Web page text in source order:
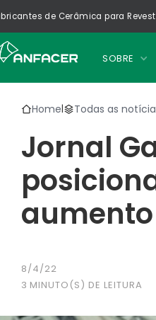
de Cerâmica para
SOBRE
Home| Todas as
Jornal
8/4/22
3 MINUTO(S) DE LEITURA